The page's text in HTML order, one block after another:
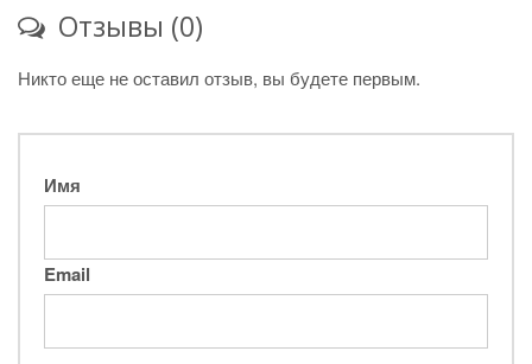
Отзывы (0)
Никто еще не оставил отзыв, вы будете первым.
Имя
Email